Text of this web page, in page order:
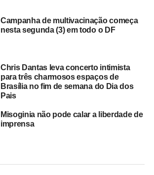
Campanha de multivacinação começa
nesta segunda (3) em todo o DF
Chris Dantas leva concerto intimista
para três charmosos espaços de
Brasília no fim de semana do Dia dos
Pais
Misoginia não pode calar a liberdade de
imprensa